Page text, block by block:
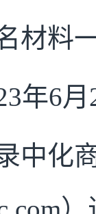
材料
年6
中化